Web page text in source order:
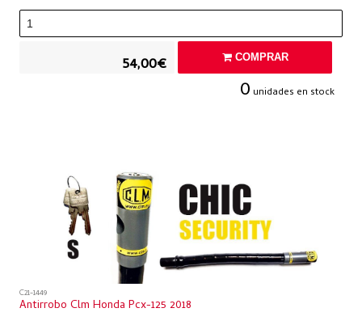
54,00€ COMPRAR
0 unidades en stock
C21-1449
Antirrobo Clm Honda Pcx-125 2018